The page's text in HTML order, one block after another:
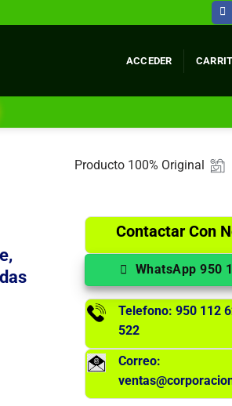
ACCEDER
Producto 100% Original
220VAC, 8 salidas IEC-C13/14. cantidad
Contactar Con
WhatsApp 950
Telefono: 950 112
522
Correo: